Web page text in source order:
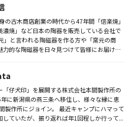
の古木商店創業の時代から47年間「信楽焼」
濃焼」など日本の陶器を販売している会社で
」と言われる陶磁器を作る方や「窯元の商
力的な陶磁器を日々見つけて皆様にお届けし
「仔犬印」を展開する株式会社本間製作所の
に新潟県の燕三条へ移住し、様々な縁に恵
製作所にジョイン。 最近キャンプにハマって
していたが、振り返れば年1回程しか行って...